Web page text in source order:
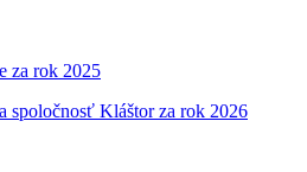
za rok 2025
spoločnosť Kláštor za rok 2026